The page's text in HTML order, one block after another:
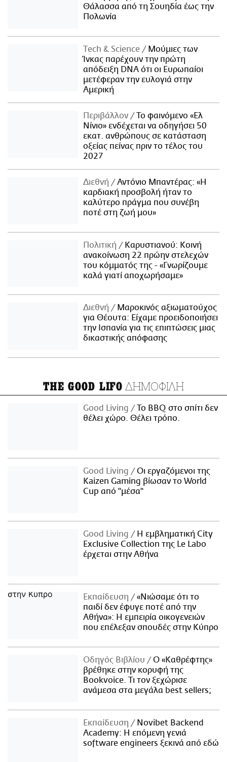
Θάλασσα από τη Σουηδία έως την
Πολωνία
Τech & Science
Μούμιες των
Ίνκας παρέχουν την πρώτη
απόδειξη DNA ότι οι Ευρωπαίοι
μετέφεραν την ευλογιά στην
Αμερική
Περιβάλλον
Το φαινόμενο «Ελ
Νίνιο» ενδέχεται να οδηγήσει 50
εκατ. ανθρώπους σε κατάσταση
οξείας πείνας πριν το τέλος του
2027
Διεθνή
Αντόνιο Μπαντέρας: «Η
καρδιακή προσβολή ήταν το
καλύτερο πράγμα που συνέβη
ποτέ στη ζωή μου»
Πολιτική
Καρυστιανού: Κοινή
ανακοίνωση 22 πρώην στελεχών
του κόμματός της - «Γνωρίζουμε
καλά γιατί αποχωρήσαμε»
Διεθνή
Μαροκινός αξιωματούχος
για Θέουτα: Είχαμε προειδοποιήσει
την Ισπανία για τις επιπτώσεις μιας
δικαστικής απόφασης
THE GOOD LIFO ΔΗΜΟΦΙΛΗ
Good Living
Το BBQ στο σπίτι δεν
θέλει χώρο. Θέλει τρόπο.
Good Living
Οι εργαζόμενοι της
Kaizen Gaming βίωσαν το World
Cup από "μέσα"
Good Living
Η εμβληματική City
Exclusive Collection της Le Labo
έρχεται στην Αθήνα
Εκπαίδευση
«Νιώσαμε ότι το
παιδί δεν έφυγε ποτέ από την
Αθήνα»: Η εμπειρία οικογενειών
που επέλεξαν σπουδές στην Κύπρο
Οδηγός Βιβλίου
Ο «Καθρέφτης»
βρέθηκε στην κορυφή της
Bookvoice. Τι τον ξεχώρισε
ανάμεσα στα μεγάλα best sellers;
Εκπαίδευση
Novibet Backend
Academy: Η επόμενη γενιά
software engineers ξεκινά από εδώ